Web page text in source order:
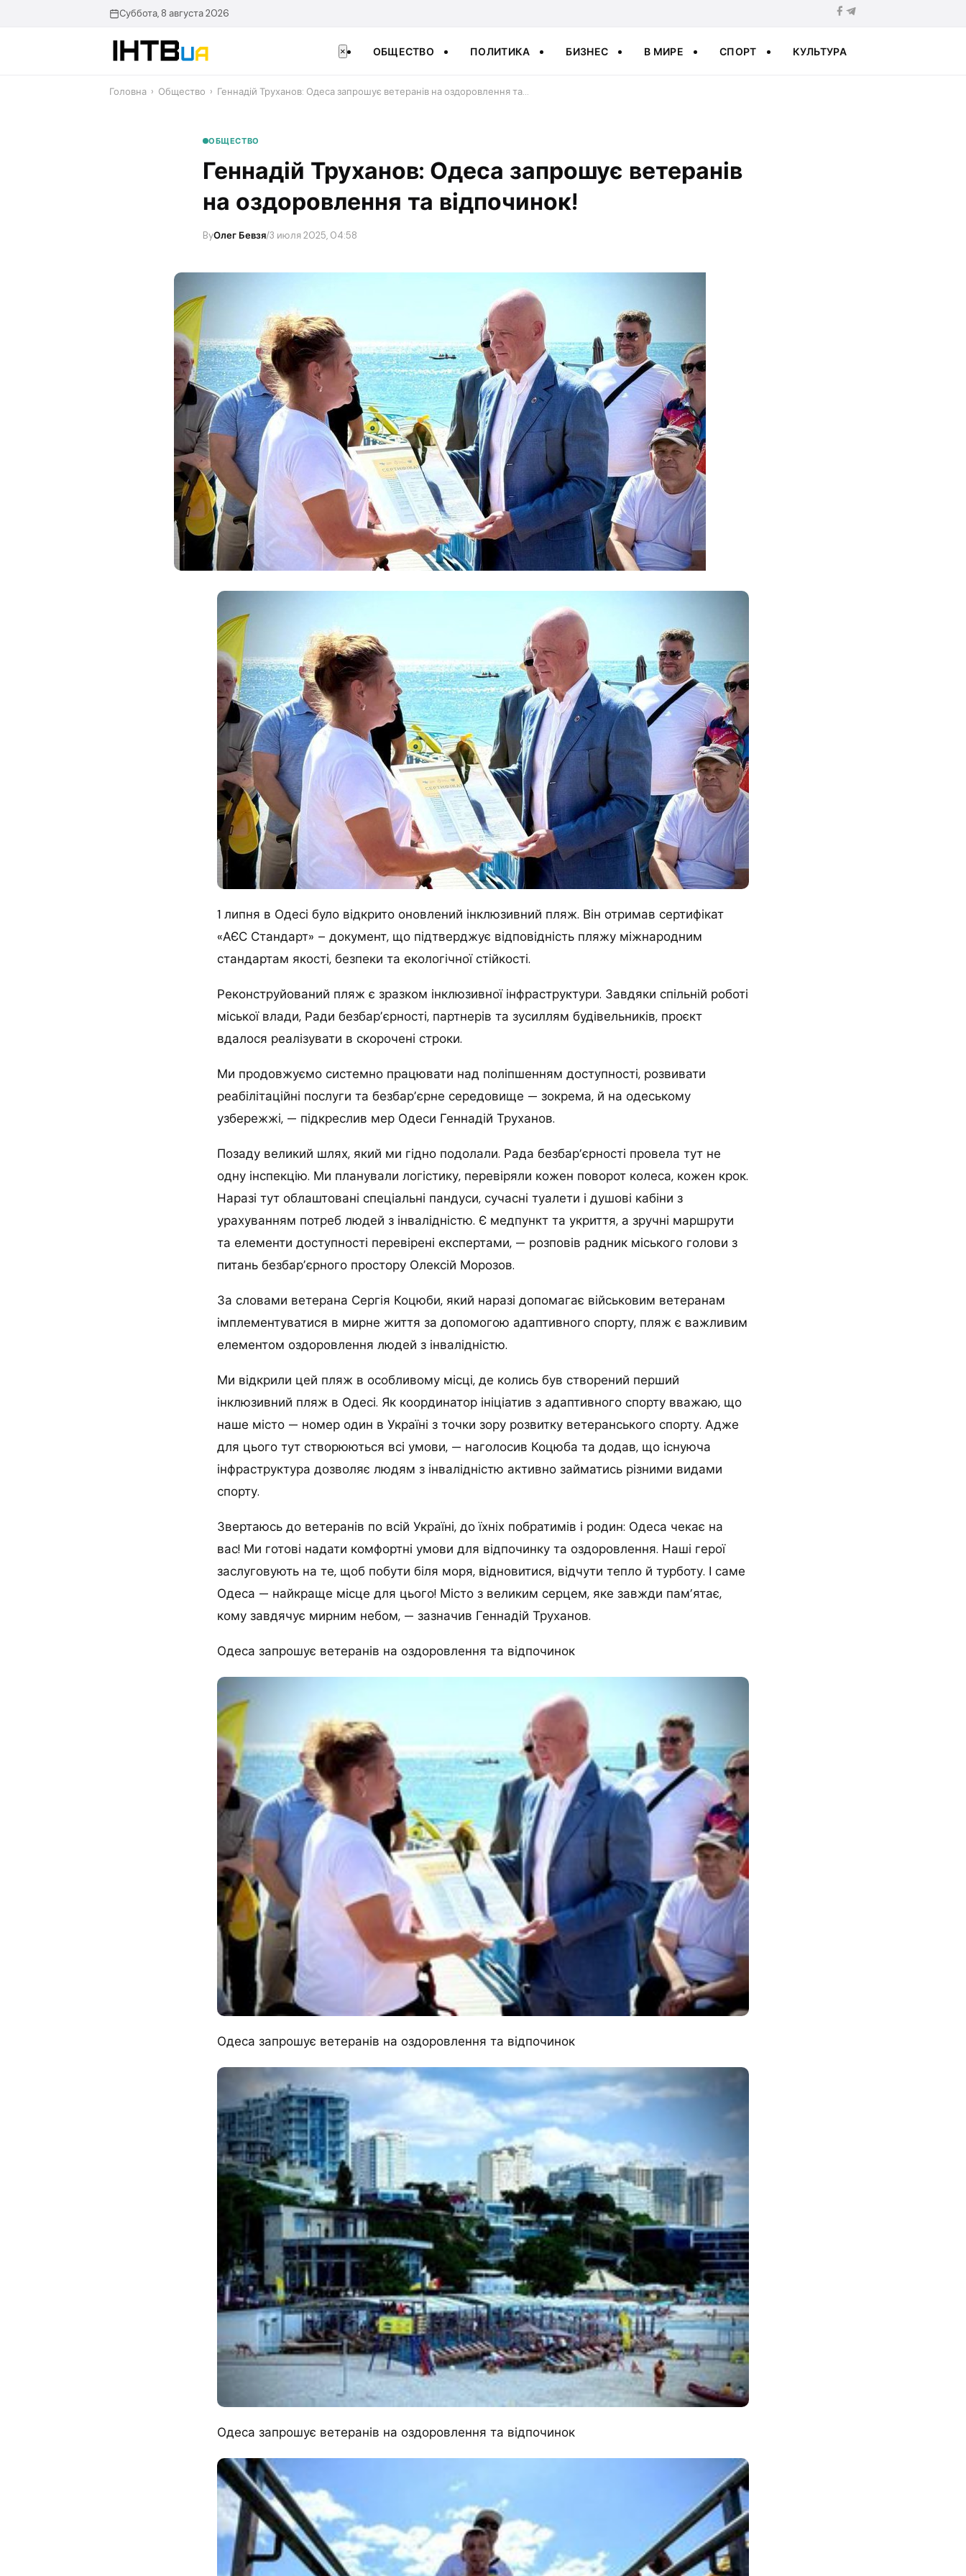
Суббота, 8 августа 2026
× ОБЩЕСТВО ПОЛИТИКА БИЗНЕС В МИРЕ СПОРТ КУЛЬТУРА
Головна › Общество › Геннадій Труханов: Одеса запрошує ветеранів на оздоровлення та…
ОБЩЕСТВО
Геннадій Труханов: Одеса запрошує ветеранів
на оздоровлення та відпочинок!
ByОлег Бевзя/3 июля 2025, 04:58
1 липня в Одесі було відкрито оновлений інклюзивний пляж. Він отримав сертифікат
«АЄС Стандарт» – документ, що підтверджує відповідність пляжу міжнародним
стандартам якості, безпеки та екологічної стійкості.
Реконструйований пляж є зразком інклюзивної інфраструктури. Завдяки спільній роботі
міської влади, Ради безбарʼєрності, партнерів та зусиллям будівельників, проєкт
вдалося реалізувати в скорочені строки.
Ми продовжуємо системно працювати над поліпшенням доступності, розвивати
реабілітаційні послуги та безбарʼєрне середовище — зокрема, й на одеському
узбережжі, — підкреслив мер Одеси Геннадій Труханов.
Позаду великий шлях, який ми гідно подолали. Рада безбар’єрності провела тут не
одну інспекцію. Ми планували логістику, перевіряли кожен поворот колеса, кожен крок.
Наразі тут облаштовані спеціальні пандуси, сучасні туалети і душові кабіни з
урахуванням потреб людей з інвалідністю. Є медпункт та укриття, а зручні маршрути
та елементи доступності перевірені експертами, — розповів радник міського голови з
питань безбарʼєрного простору Олексій Морозов.
За словами ветерана Сергія Коцюби, який наразі допомагає військовим ветеранам
імплементуватися в мирне життя за допомогою адаптивного спорту, пляж є важливим
елементом оздоровлення людей з інвалідністю.
Ми відкрили цей пляж в особливому місці, де колись був створений перший
інклюзивний пляж в Одесі. Як координатор ініціатив з адаптивного спорту вважаю, що
наше місто — номер один в Україні з точки зору розвитку ветеранського спорту. Адже
для цього тут створюються всі умови, — наголосив Коцюба та додав, що існуюча
інфраструктура дозволяє людям з інвалідністю активно займатись різними видами
спорту.
Звертаюсь до ветеранів по всій Україні, до їхніх побратимів і родин: Одеса чекає на
вас! Ми готові надати комфортні умови для відпочинку та оздоровлення. Наші герої
заслуговують на те, щоб побути біля моря, відновитися, відчути тепло й турботу. І саме
Одеса — найкраще місце для цього! Місто з великим серцем, яке завжди пам’ятає,
кому завдячує мирним небом, — зазначив Геннадій Труханов.
Одеса запрошує ветеранів на оздоровлення та відпочинок
Одеса запрошує ветеранів на оздоровлення та відпочинок
Одеса запрошує ветеранів на оздоровлення та відпочинок